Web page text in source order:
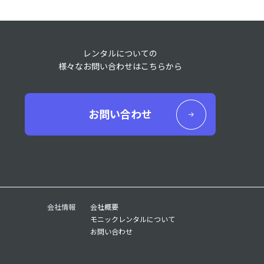
レンタルについての
様々なお問い合わせはこちらから
お問い合わせ
会社情報
会社概要
モニックレンタルについて
お問い合わせ